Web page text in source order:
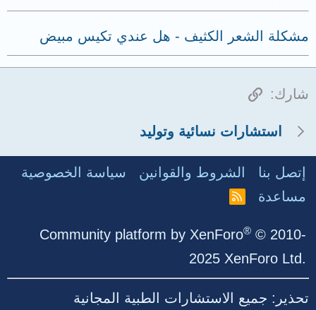
مشكلة الشعر الكثيف - هل عندي تكيس مبيض
شارك: الرابط
استشارات نسائية وتوليد
إتصل بنا الشروط والقوانين
سياسة الخصوصية
مساعدة
R
Community platform by XenForo® © 2010-
2025 XenForo Ltd.
تحذير: جميع الاستشارات الطبية المجانية